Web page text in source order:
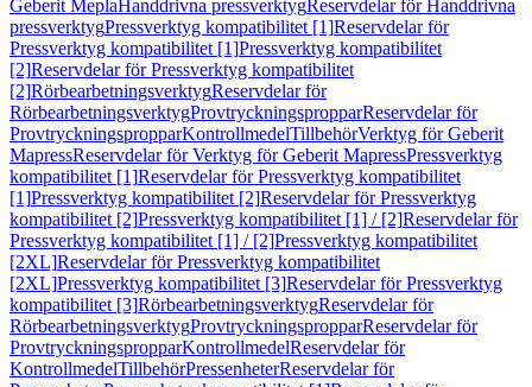
Geberit MeplaHanddrivna pressverktygReservdelar för Handdrivna
pressverktygPressverktyg kompatibilitet [1]Reservdelar för
Pressverktyg kompatibilitet [1]Pressverktyg kompatibilitet
[2]Reservdelar för Pressverktyg kompatibilitet
[2]RörbearbetningsverktygReservdelar för
RörbearbetningsverktygProvtryckningspropparReservdelar för
ProvtryckningspropparKontrollmedelTillbehörVerktyg för Geberit
MapressReservdelar för Verktyg för Geberit MapressPressverktyg
kompatibilitet [1]Reservdelar för Pressverktyg kompatibilitet
[1]Pressverktyg kompatibilitet [2]Reservdelar för Pressverktyg
kompatibilitet [2]Pressverktyg kompatibilitet [1] / [2]Reservdelar för
Pressverktyg kompatibilitet [1] / [2]Pressverktyg kompatibilitet
[2XL]Reservdelar för Pressverktyg kompatibilitet
[2XL]Pressverktyg kompatibilitet [3]Reservdelar för Pressverktyg
kompatibilitet [3]RörbearbetningsverktygReservdelar för
RörbearbetningsverktygProvtryckningspropparReservdelar för
ProvtryckningspropparKontrollmedelReservdelar för
KontrollmedelTillbehörPressenheterReservdelar för